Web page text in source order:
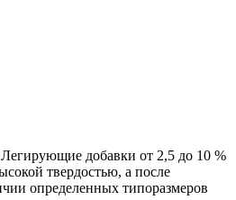
добавки от 2,5 до 10 %
твердостью, а после
определенных типоразмеров